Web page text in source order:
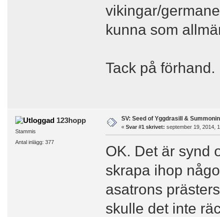
vikingar/
kunna som
Tack på förhand.
123hopp
Stammis
Antal inlägg: 377
SV: Seed of Yggdrasill &
« Svar #1 skrivet: september 19, 2014,
OK. Det är synd
skrapa ihop
asatrons
skulle det inte